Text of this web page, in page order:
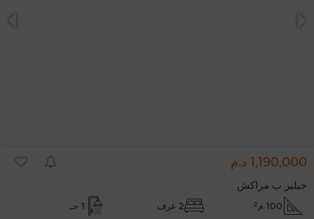
1,190,000 د.م
جيليز ب مراكش
100 م² 2 غرف 1 حـ